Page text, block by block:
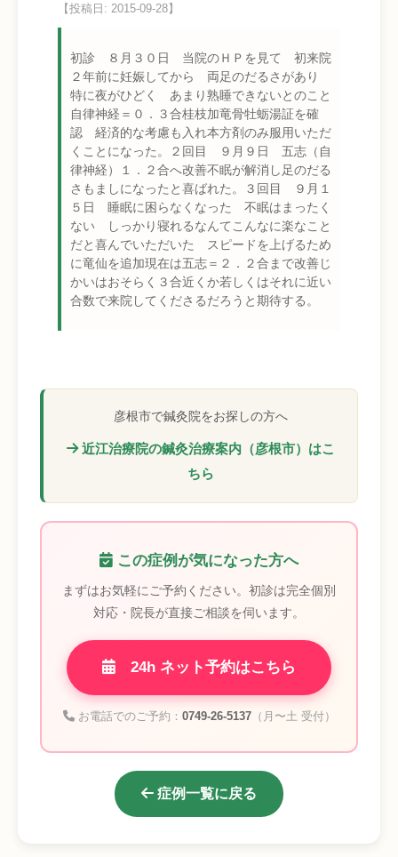
【投稿日: 2015-09-28】
初診 ８月３０日 当院のＨＰを見て 初来院
２年前に妊娠してから 両足のだるさがあり
特に夜がひどく あまり熟睡できないとのこと
自律神経＝０．３合桂枝加竜骨牡蛎湯証を確
認 経済的な考慮も入れ本方剤のみ服用いただ
くことになった。２回目 ９月９日 五志（自
律神経）１．２合へ改善不眠が解消し足のだる
さもましになったと喜ばれた。３回目 ９月１
５日 睡眠に困らなくなった 不眠はまったく
ない しっかり寝れるなんてこんなに楽なこと
だと喜んでいただいた スピードを上げるため
に竜仙を追加現在は五志＝２．２合まで改善じ
かいはおそらく３合近くか若しくはそれに近い
合数で来院してくださるだろうと期待する。
彦根市で鍼灸院をお探しの方へ
近江治療院の鍼灸治療案内（彦根市）はこ
ちら
この症例が気になった方へ
まずはお気軽にご予約ください。初診は完全個別
対応・院長が直接ご相談を伺います。
24h ネット予約はこちら
お電話でのご予約： 0749-26-5137（月〜土 受付）
症例一覧に戻る